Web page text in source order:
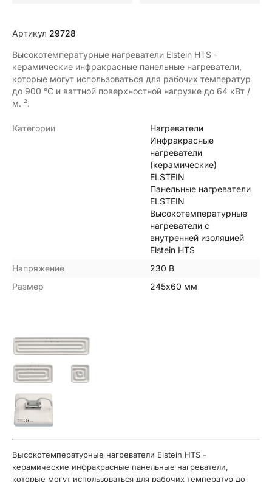
Артикул 29728
Высокотемпературные нагреватели Elstein HTS -
керамические инфракрасные панельные нагреватели,
которые могут использоваться для рабочих температур
до 900 °C и ваттной поверхностной нагрузке до 64 кВт /
м. ².
Категории
Нагреватели
Инфракрасные
нагреватели
(керамические)
ELSTEIN
Панельные нагреватели
ELSTEIN
Высокотемпературные
нагреватели с
внутренней изоляцией
Elstein HTS
Напряжение
230 В
Размер
245х60 мм
Высокотемпературные нагреватели Elstein HTS -
керамические инфракрасные панельные нагреватели,
которые могут использоваться для рабочих температур до